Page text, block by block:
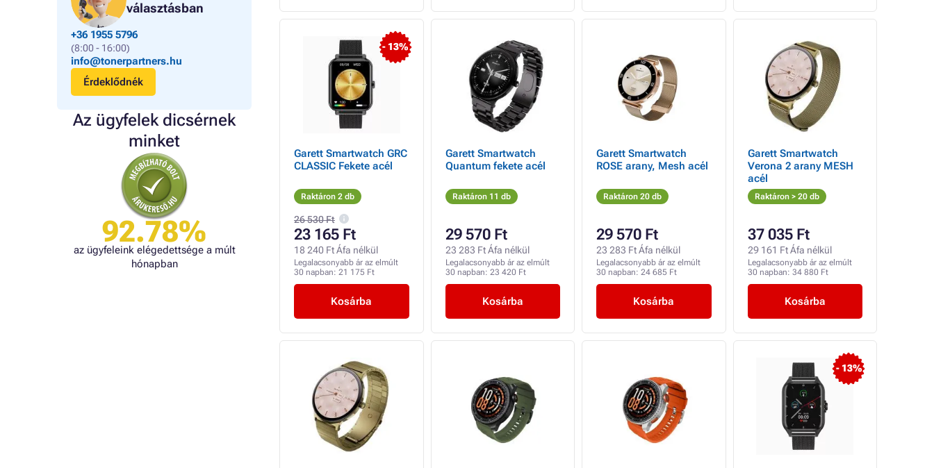
választásban
+36 1955 5796
(8:00 - 16:00)
info@tonerpartners.hu
Érdeklődnék
Az ügyfelek dicsérnek
minket
92.78%
az ügyfeleink elégedettsége a múlt
hónapban
- 13%
Garett Smartwatch GRC
CLASSIC Fekete acél
Raktáron 2 db
26 530 Ft
23 165 Ft
18 240 Ft Áfa nélkül
Legalacsonyabb ár az elmúlt
30 napban: 21 175 Ft
Kosárba
Garett Smartwatch
Quantum fekete acél
Raktáron 11 db
29 570 Ft
23 283 Ft Áfa nélkül
Legalacsonyabb ár az elmúlt
30 napban: 23 420 Ft
Kosárba
Garett Smartwatch
ROSE arany, Mesh acél
Raktáron 20 db
29 570 Ft
23 283 Ft Áfa nélkül
Legalacsonyabb ár az elmúlt
30 napban: 24 685 Ft
Kosárba
Garett Smartwatch
Verona 2 arany MESH
acél
Raktáron > 20 db
37 035 Ft
29 161 Ft Áfa nélkül
Legalacsonyabb ár az elmúlt
30 napban: 34 880 Ft
Kosárba
- 13%